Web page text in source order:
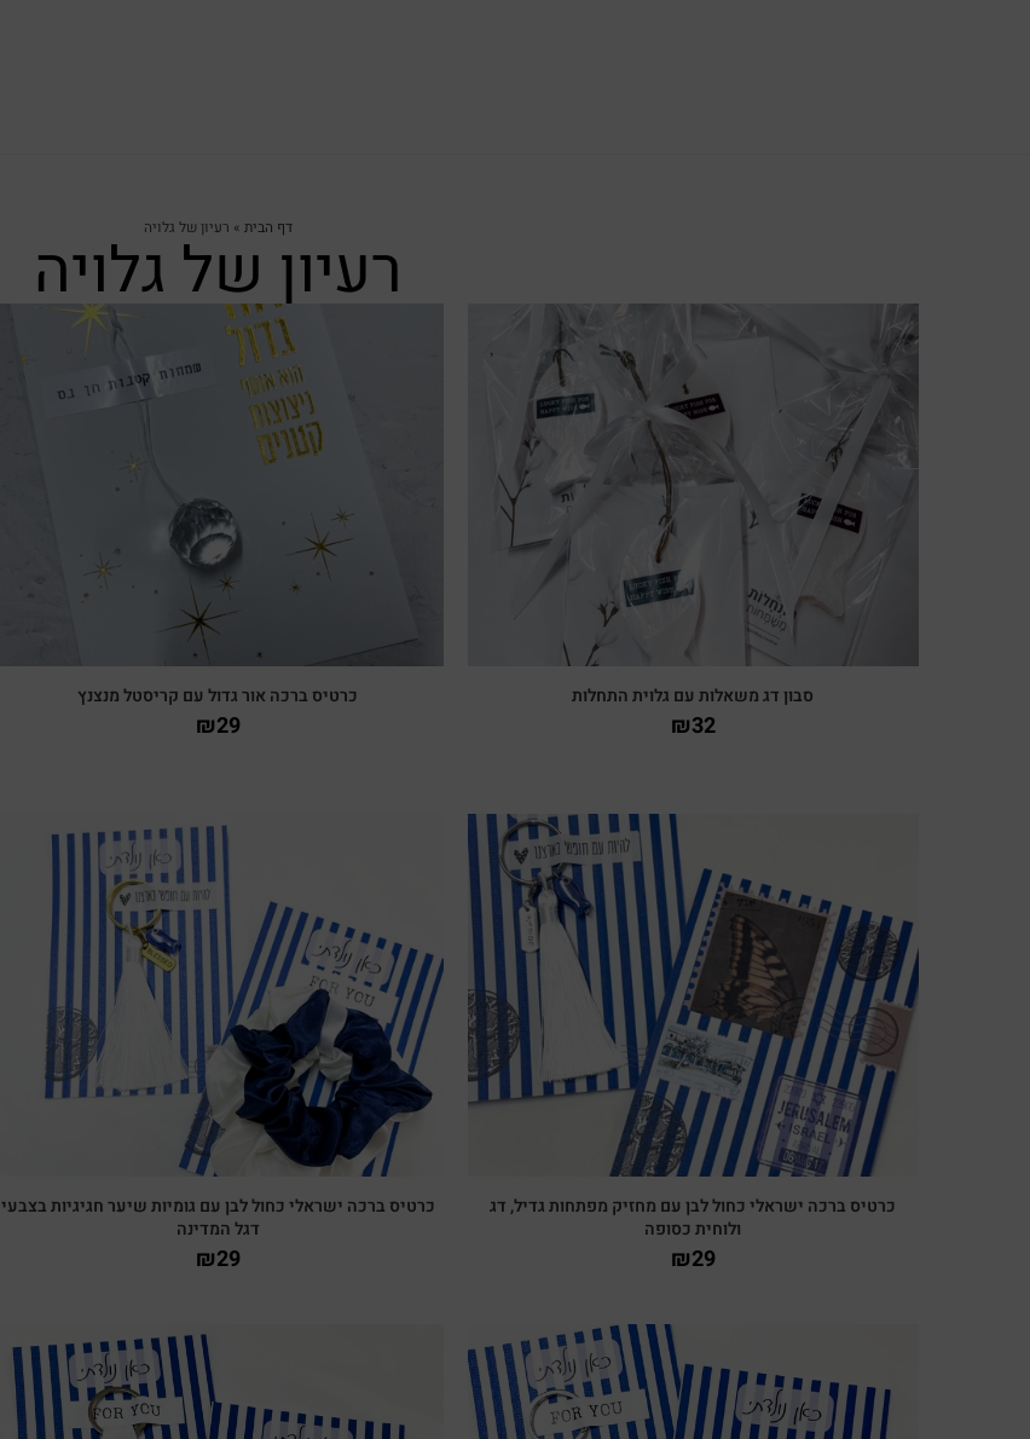
דף הבית » רעיון של גלויה
רעיון של גלויה
צפייה מהירה
סבון דג משאלות עם גלוית התחלות
₪32
כרטיס ברכה אור גדול עם קריסטל מנצנץ
₪29
צפייה מהירה
כרטיס ברכה ישראלי כחול לבן עם מחזיק מפתחות גדיל, דג
ולוחית כסופה
₪29
צפייה מהירה
כרטיס ברכה ישראלי כחול לבן עם גומיות שיער חגיגיות בצבעי
דגל המדינה
₪29